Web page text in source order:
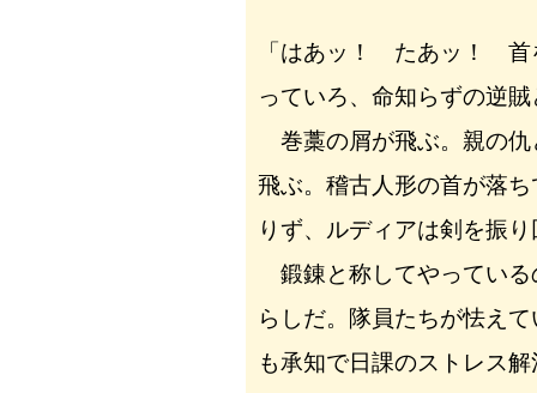
「はあッ！ たあッ！ 首
っていろ、命知らずの逆
巻藁の屑が飛ぶ。親の仇
飛ぶ。稽古人形の首が落
りず、ルディアは剣を振
鍛錬と称してやっている
らしだ。隊員たちが怯え
も承知で日課のストレス